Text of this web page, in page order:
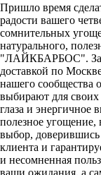
Пришло время
радости вашего
сомнительных
натурального,
"ЛАЙКБАРБОС".
доставкой по
нашего сообщества
выбирают для своих
глаза и энергичное
полезное угощение,
выбор,
клиента и
и несомненная
ваши ожидания, а